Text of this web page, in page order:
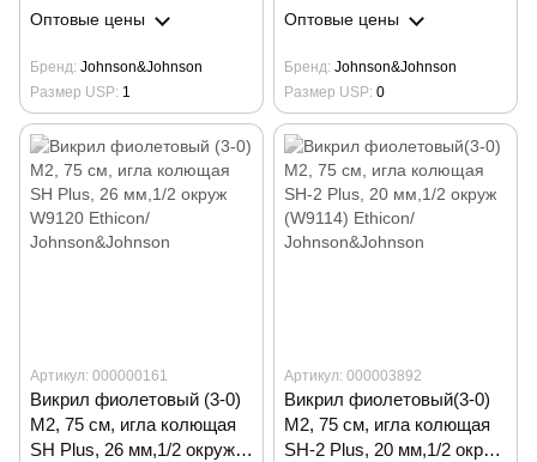
Оптовые цены
Бренд Johnson&Johnson
Размер USP 1
Оптовые цены
Бренд Johnson&Johnson
Размер USP 0
Артикул: 000000161
Викрил фиолетовый (3-0)
M2, 75 см, игла колющая
SH Plus, 26 мм,1/2 окруж
Артикул: 000003892
Викрил фиолетовый(3-0)
M2, 75 см, игла колющая
SH-2 Plus, 20 мм,1/2 окруж